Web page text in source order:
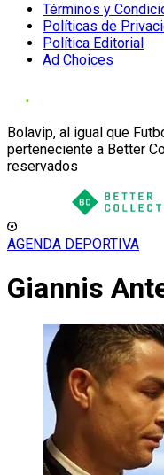
Términos y
Políticas de
Política Editorial
Ad Choices
Bolavip, al igual que
perteneciente a Better
reservados
AGENDA DEPORTIVA
Giannis